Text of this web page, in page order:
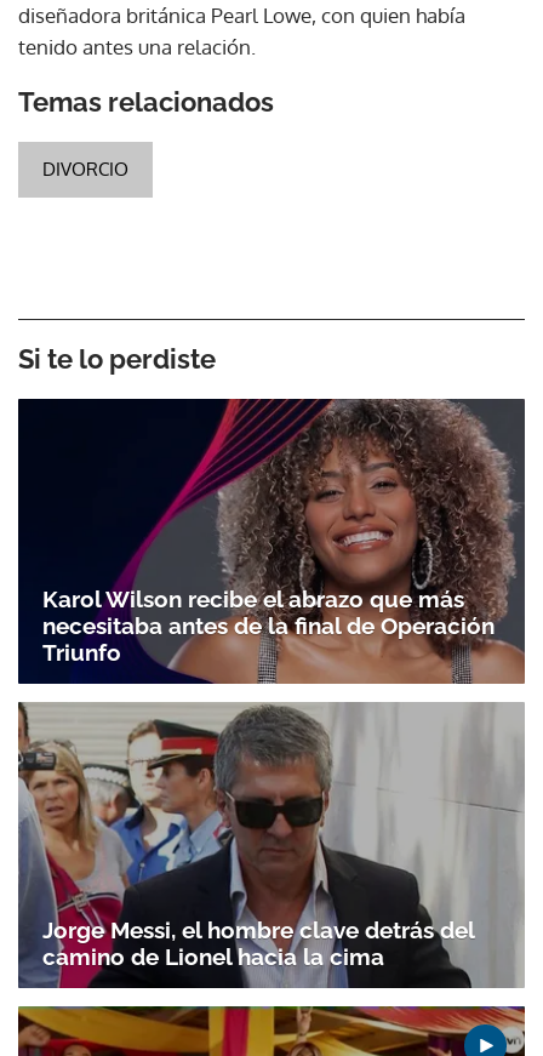
diseñadora británica Pearl Lowe, con quien había
tenido antes una relación.
Temas relacionados
DIVORCIO
Si te lo perdiste
Karol Wilson recibe el abrazo que más
necesitaba antes de la final de Operación
Triunfo
Jorge Messi, el hombre clave detrás del
camino de Lionel hacia la cima